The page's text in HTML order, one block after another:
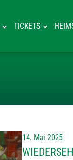
TICKETS
14. Mai 2025